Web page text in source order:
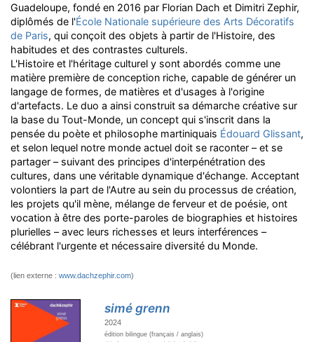
Guadeloupe, fondé en 2016 par Florian Dach et Dimitri Zephir,
diplômés de l'École Nationale supérieure des Arts Décoratifs
de Paris, qui conçoit des objets à partir de l'Histoire, des
habitudes et des contrastes culturels.
L'Histoire et l'héritage culturel y sont abordés comme une
matière première de conception riche, capable de générer un
langage de formes, de matières et d'usages à l'origine
d'artefacts. Le duo a ainsi construit sa démarche créative sur
la base du Tout-Monde, un concept qui s'inscrit dans la
pensée du poète et philosophe martiniquais Édouard Glissant,
et selon lequel notre monde actuel doit se raconter – et se
partager – suivant des principes d'interpénétration des
cultures, dans une véritable dynamique d'échange. Acceptant
volontiers la part de l'Autre au sein du processus de création,
les projets qu'il mène, mélange de ferveur et de poésie, ont
vocation à être des porte-paroles de biographies et histoires
plurielles – avec leurs richesses et leurs interférences –
célébrant l'urgente et nécessaire diversité du Monde.
(lien externe : www.dachzephir.com)
simé grenn
2024
édition bilingue (français / anglais)